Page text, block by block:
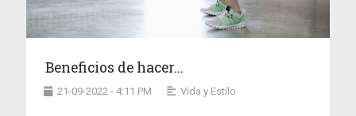
Beneficios de hacer...
21-09-2022 - 4:11 PM Vida y Estilo